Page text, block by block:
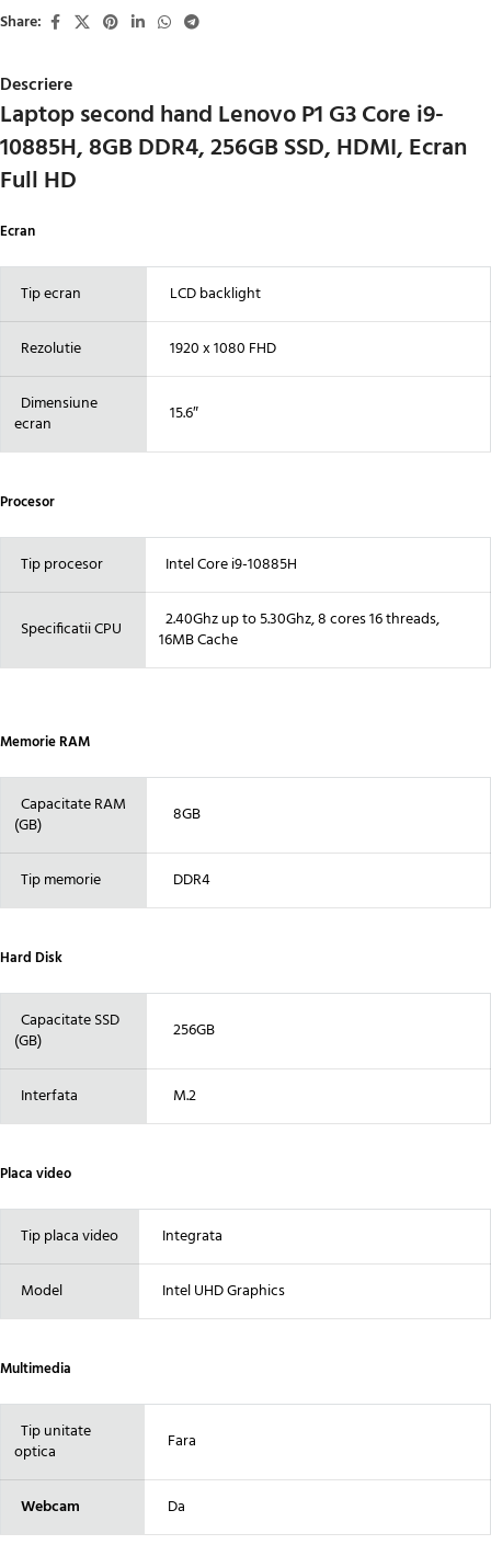
Share:
Descriere
Laptop second hand Lenovo P1 G3 Core i9-
10885H, 8GB DDR4, 256GB SSD, HDMI, Ecran
Full HD
Ecran
Tip ecran LCD backlight
Rezolutie 1920 x 1080 FHD
Dimensiune
ecran
15.6″
Procesor
Tip procesor Intel Core i9-10885H
Specificatii CPU
2.40Ghz up to 5.30Ghz, 8 cores 16 threads,
16MB Cache
Memorie RAM
Capacitate RAM
(GB)
8GB
Tip memorie DDR4
Hard Disk
Capacitate SSD
(GB)
256GB
Interfata M.2
Placa video
Tip placa video Integrata
Model Intel UHD Graphics
Multimedia
Tip unitate
optica
Fara
Webcam Da